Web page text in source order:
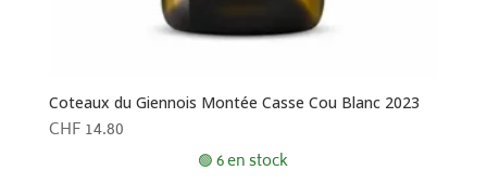
Coteaux du Giennois Montée Casse Cou Blanc 2023
CHF 14.80
🟢 6 en stock